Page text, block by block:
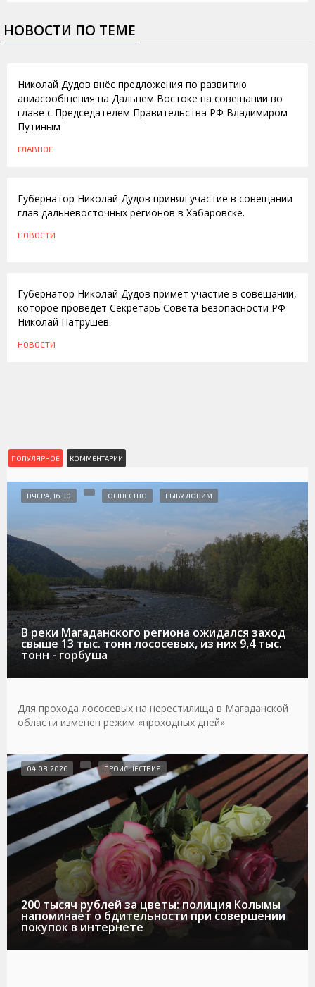
НОВОСТИ ПО ТЕМЕ
Николай Дудов внёс предложения по развитию
авиасообщения на Дальнем Востоке на совещании во
главе с Председателем Правительства РФ Владимиром
Путиным
ГЛАВНОЕ
Губернатор Николай Дудов принял участие в совещании
глав дальневосточных регионов в Хабаровске.
НОВОСТИ
Губернатор Николай Дудов примет участие в совещании,
которое проведёт Секретарь Совета Безопасности РФ
Николай Патрушев.
НОВОСТИ
ПОПУЛЯРНОЕ КОММЕНТАРИИ
В реки Магаданского региона ожидался заход
свыше 13 тыс. тонн лососевых, из них 9,4 тыс.
тонн - горбуша
ВЧЕРА, 16:30 ОБЩЕСТВО РЫБУ ЛОВИМ
Для прохода лососевых на нерестилища в Магаданской
области изменен режим «проходных дней»
200 тысяч рублей за цветы: полиция Колымы
напоминает о бдительности при совершении
покупок в интернете
04.08.2026 ПРОИСШЕСТВИЯ